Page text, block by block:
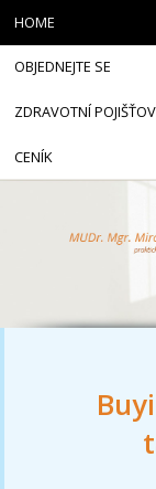
HOME
OBJEDNEJTE SE
ZDRAVOTNÍ
CENÍK